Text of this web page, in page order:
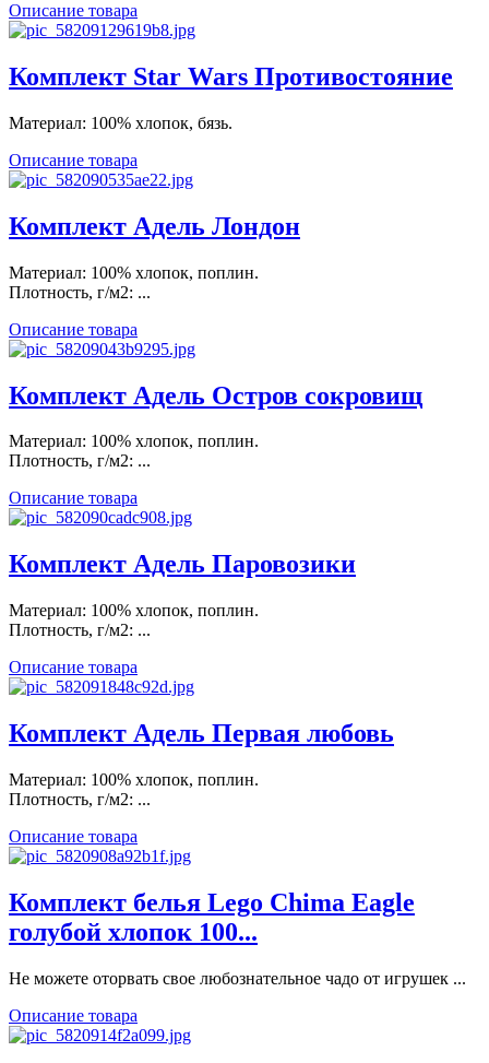
Описание товара
Комплект Star Wars Противостояние
Материал: 100% хлопок, бязь.
Описание товара
Комплект Адель Лондон
Материал: 100% хлопок, поплин.
Плотность, г/м2: ...
Описание товара
Комплект Адель Остров сокровищ
Материал: 100% хлопок, поплин.
Плотность, г/м2: ...
Описание товара
Комплект Адель Паровозики
Материал: 100% хлопок, поплин.
Плотность, г/м2: ...
Описание товара
Комплект Адель Первая любовь
Материал: 100% хлопок, поплин.
Плотность, г/м2: ...
Описание товара
Комплект белья Lego Chima Eagle
голубой хлопок 100...
Не можете оторвать свое любознательное чадо от игрушек ...
Описание товара